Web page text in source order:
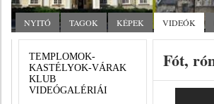
NYITÓ TAGOK KÉPEK VIDEÓK
TEMPLOMOK-
KASTÉLYOK-VÁRAK
KLUB
VIDEÓGALÉRIÁI
Fót,